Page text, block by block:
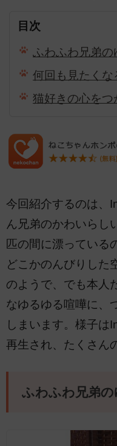
目次
ふわふわ兄弟
何回も見たくな
猫好きの心をつ
今回紹介するのは、
ん兄弟のかわいらし
匹の間に漂っている
どこかのんびりした
のようで、でも本人
なゆるゆる喧嘩に、
しまいます。様子は
再生され、たくさん
ふわふわ兄弟